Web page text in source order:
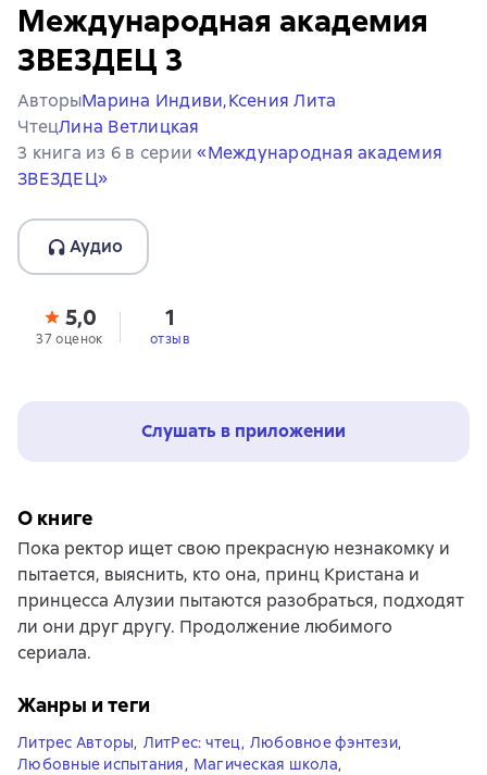
Международная академия
ЗВЕЗДЕЦ 3
АвторыМарина Индиви,Ксения Лита
ЧтецЛина Ветлицкая
3 книга из 6 в серии«Международная академия
ЗВЕЗДЕЦ»
Аудио
5,0
37 оценок
1
отзыв
Слушать в приложении
О книге
Пока ректор ищет свою прекрасную незнакомку и
пытается, выяснить, кто она, принц Кристана и
принцесса Алузии пытаются разобраться, подходят
ли они друг другу. Продолжение любимого
сериала.
Жанры и теги
Литрес Авторы, ЛитРес: чтец, Любовное фэнтези,
Любовные испытания, Магическая школа,